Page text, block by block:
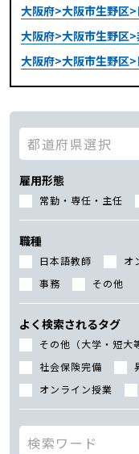
大阪府>大阪市生野区
大阪府>大阪市生野区
大阪府>大阪市生野区
雇用形態
常勤・専任・主任
職種
日本語教師 オ
事務
その他
よく検索されるタグ
その他（大学・短大
社会保険完備
オンライン授業